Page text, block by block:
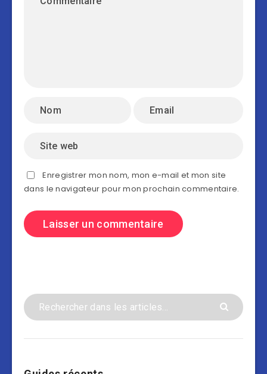
Enregistrer mon nom, mon e-mail et mon site
dans le navigateur pour mon prochain commentaire.